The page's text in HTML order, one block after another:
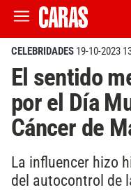
CELEBRIDADES 19-10-2023
El sentido
por el Día
Cáncer de
La influencer hizo
del autocontrol de